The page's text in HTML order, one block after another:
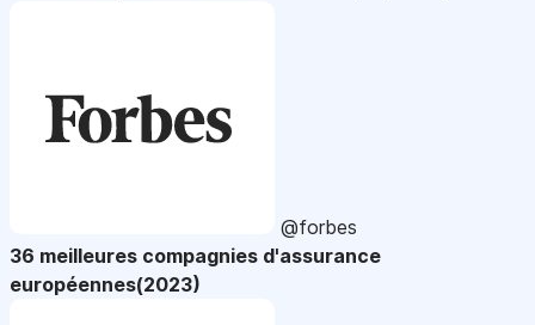
@forbes
36 meilleures compagnies d'assurance
européennes(2023)